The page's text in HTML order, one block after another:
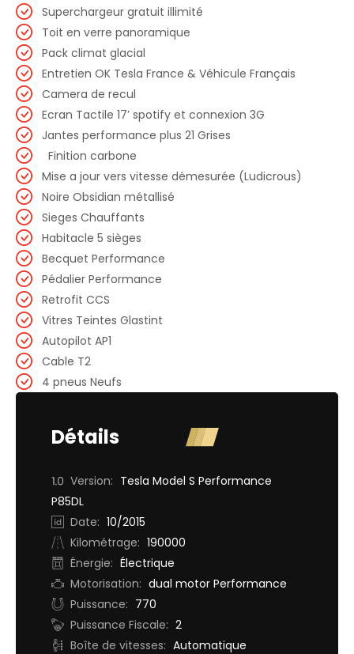
Superchargeur gratuit illimité
Toit en verre panoramique
Pack climat glacial
Entretien OK Tesla France & Véhicule Français
Camera de recul
Ecran Tactile 17’ spotify et connexion 3G
Jantes performance plus 21 Grises
Finition carbone
Mise a jour vers vitesse démesurée (Ludicrous)
Noire Obsidian métallisé
Sieges Chauffants
Habitacle 5 sièges
Becquet Performance
Pédalier Performance
Retrofit CCS
Vitres Teintes Glastint
Autopilot AP1
Cable T2
4 pneus Neufs
Détails
Version: Tesla Model S Performance
P85DL
Date: 10/2015
Kilométrage: 190000
Énergie: Électrique
Motorisation: dual motor Performance
Puissance: 770
Puissance Fiscale: 2
Boîte de vitesses: Automatique